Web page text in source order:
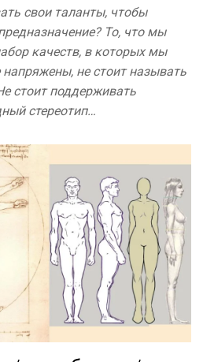
свои таланты, чтобы
То, что мы
качеств, в которых мы
напряжены, не стоит называть
стоит поддерживать
стереотип…